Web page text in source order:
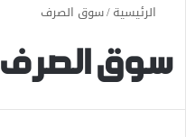
الرئيسية/سوق الصرف
سوق الصرف